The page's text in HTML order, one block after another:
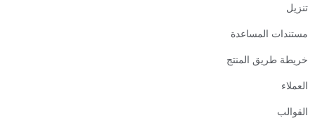
تنزيل
مستندات المساعدة
خريطة طريق المنتج
العملاء
القوالب